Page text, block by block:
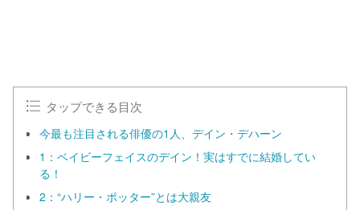
タップできる目次
今最も注目される俳優の1人、デイン・デハーン
1：ベイビーフェイスのデイン！実はすでに結婚してい
る！
2：“ハリー・ポッター”とは大親友